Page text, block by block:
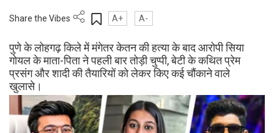
Share the Vibes A+ A-
पुणे के लोहगढ़ किले में मंगेतर केतन की हत्या के बाद आरोपी सिया
गोयल के माता-पिता ने पहली बार तोड़ी चुप्पी, बेटी के कथित प्रेम
प्रसंग और शादी की तैयारियों को लेकर किए कई चौंकाने वाले
खुलासे।